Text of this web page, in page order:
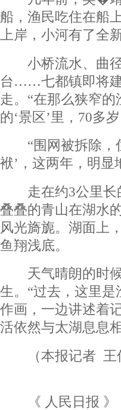
船，渔民吃住在船
上岸，小河有了全
小桥流水、曲径
台……七都镇即将
走。“在那么狭窄
的‘景区’里，70多
“围网被拆除，
袱’，这两年，明
走在约3公里长
叠叠的青山在湖水
风光旖旎。湖面上
鱼翔浅底。
天气晴朗的时候
生。“过去，这里
作画，一边讲述着
活依然与太湖息息
（本报记者 王
《 人民日报 》